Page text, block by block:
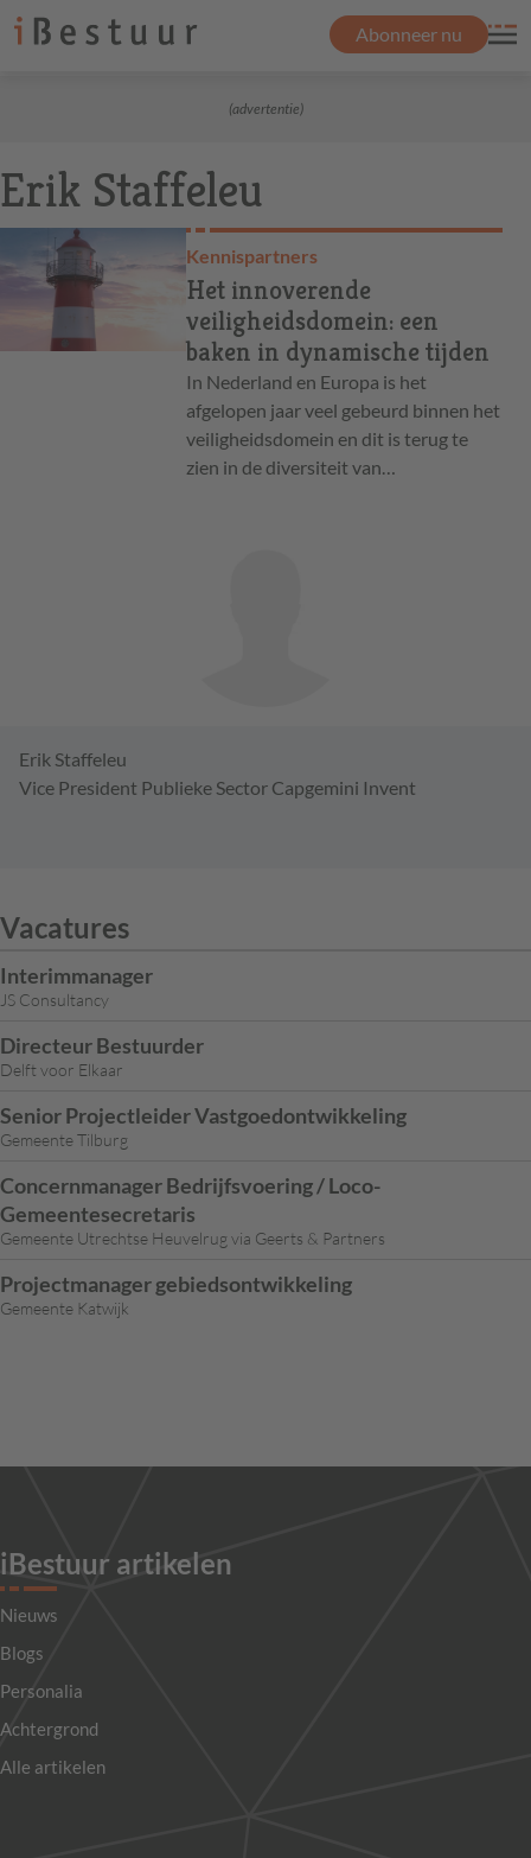
Abonneer nu
(advertentie)
Erik Staffeleu
Kennispartners
Het innoverende
veiligheidsdomein: een
baken in dynamische tijden
In Nederland en Europa is het
afgelopen jaar veel gebeurd binnen het
veiligheidsdomein en dit is terug te
zien in de diversiteit van…
Erik Staffeleu
Vice President Publieke Sector Capgemini Invent
Vacatures
Interimmanager
JS Consultancy
Directeur Bestuurder
Delft voor Elkaar
Senior Projectleider Vastgoedontwikkeling
Gemeente Tilburg
Concernmanager Bedrijfsvoering / Loco-
Gemeentesecretaris
Gemeente Utrechtse Heuvelrug via Geerts & Partners
Projectmanager gebiedsontwikkeling
Gemeente Katwijk
iBestuur artikelen
Nieuws
Blogs
Personalia
Achtergrond
Alle artikelen